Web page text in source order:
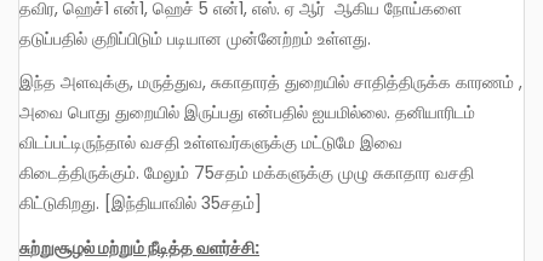
தவிர, ஹெச்1 என்1, ஹெச் 5 என்1, எஸ். ஏ ஆர் ஆகிய நோய்களை
தடுப்பதில் குறிப்பிடும் படியான முன்னேற்றம் உள்ளது.
இந்த அளவுக்கு, மருத்துவ, சுகாதாரத் துறையில் சாதித்திருக்க காரணம் ,
அவை பொது துறையில் இருப்பது என்பதில் ஐயமில்லை. தனியாரிடம்
விடப்பட்டிருந்தால் வசதி உள்ளவர்களுக்கு மட்டுமே இவை
கிடைத்திருக்கும். மேலும் 75சதம் மக்களுக்கு முழு சுகாதார வசதி
கிட்டுகிறது. [இந்தியாவில் 35சதம்]
சுற்றுசூழல் மற்றும் நீடித்த வளர்ச்சி: